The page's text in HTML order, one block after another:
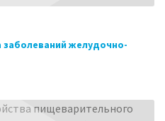
заболеваний желудочно-